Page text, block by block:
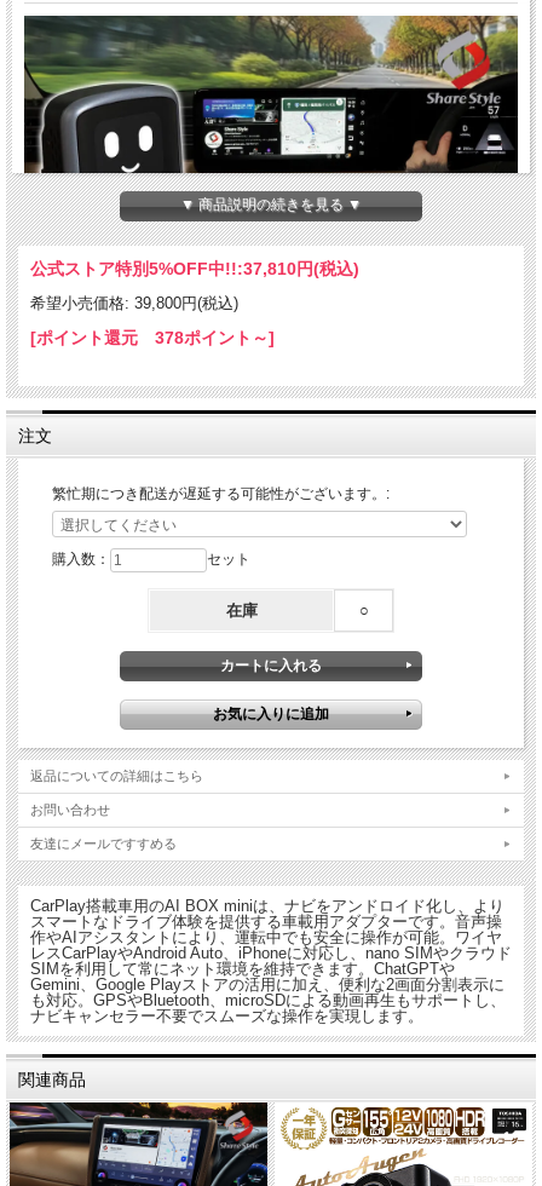
▼ 商品説明の続きを見る ▼
公式ストア特別5%OFF中!!:37,810円(税込)
希望小売価格: 39,800円(税込)
[ポイント還元 378ポイント～]
注文
繁忙期につき配送が遅延する可能性がございます。:
購入数： セット
在庫 ○
返品についての詳細はこちら
お問い合わせ
友達にメールですすめる
CarPlay搭載車用のAI BOX miniは、ナビをアンドロイド化し、より
スマートなドライブ体験を提供する車載用アダプターです。音声操
作やAIアシスタントにより、運転中でも安全に操作が可能。ワイヤ
レスCarPlayやAndroid Auto、iPhoneに対応し、nano SIMやクラウド
SIMを利用して常にネット環境を維持できます。ChatGPTや
Gemini、Google Playストアの活用に加え、便利な2画面分割表示に
も対応。GPSやBluetooth、microSDによる動画再生もサポートし、
ナビキャンセラー不要でスムーズな操作を実現します。
関連商品